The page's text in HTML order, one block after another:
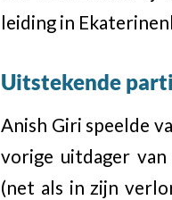
leiding in
Uitstekende
Anish Giri speelde
vorige uitdager van
(net als in zijn